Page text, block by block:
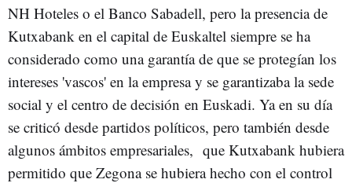
NH Hoteles o el Banco Sabadell, pero la presencia de
Kutxabank en el capital de Euskaltel siempre se ha
considerado como una garantía de que se protegían los
intereses 'vascos' en la empresa y se garantizaba la sede
social y el centro de decisión en Euskadi. Ya en su día
se criticó desde partidos políticos, pero también desde
algunos ámbitos empresariales, que Kutxabank hubiera
permitido que Zegona se hubiera hecho con el control